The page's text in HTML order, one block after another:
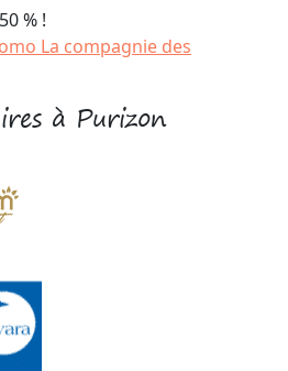
% !
La compagnie des
à Purizon